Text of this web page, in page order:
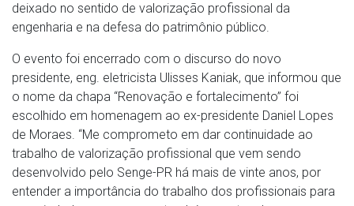
deixado no sentido de valorização profissional da
engenharia e na defesa do patrimônio público.
O evento foi encerrado com o discurso do novo
presidente, eng. eletricista Ulisses Kaniak, que informou que
o nome da chapa “Renovação e fortalecimento” foi
escolhido em homenagem ao ex-presidente Daniel Lopes
de Moraes. “Me comprometo em dar continuidade ao
trabalho de valorização profissional que vem sendo
desenvolvido pelo Senge-PR há mais de vinte anos, por
entender a importância do trabalho dos profissionais para